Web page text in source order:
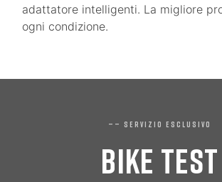
adattatore intelligenti. La migliore
ogni condizione.
—— SERVIZIO ESCLUSIVO
BIKE TEST